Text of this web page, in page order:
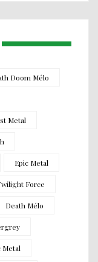
Doom Mélo
Metal
Epic Metal
Force
Death Mélo
Metal